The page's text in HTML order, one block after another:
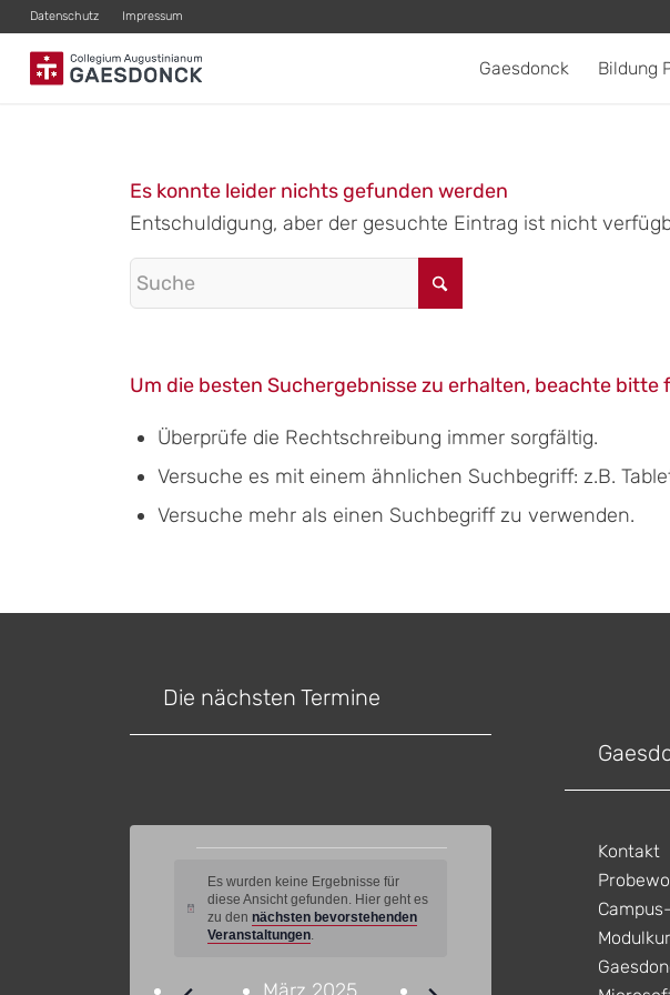
Datenschutz Impressum
Gaesdonck Bildung
Es konnte leider nichts gefunden werden
Entschuldigung, aber der gesuchte Eintrag ist nicht
Um die besten Suchergebnisse zu erhalten, beachte bitte
Überprüfe die Rechtschreibung immer sorgfältig.
Versuche es mit einem ähnlichen Suchbegriff: z.B.
Versuche mehr als einen Suchbegriff zu verwenden.
Die nächsten Termine
Veranstaltungen
Hinweis
Es wurden keine Ergebnisse für
diese Ansicht gefunden. Hier geht es
zu dennächsten bevorstehenden
Veranstaltungen.
Kontakt